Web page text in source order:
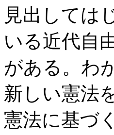
見出しては
いる近代自
がある。わ
新しい憲法
憲法に基づ